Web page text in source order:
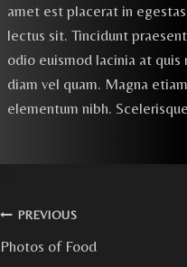
amet est placerat in
lectus sit. Tincidunt
odio euismod lacinia at quis
diam vel quam. Magna
elementum nibh.
Post
navigation
PREVIOUS
Photos of Food